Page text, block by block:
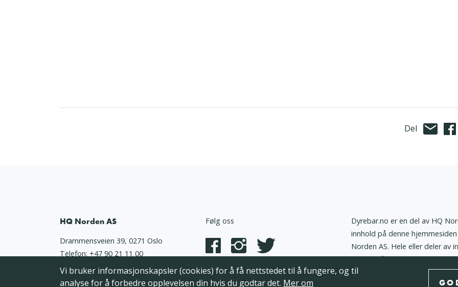
Del
HQ Norden AS
Drammensveien 39, 0271 Oslo
Telefon: +47 90 21 11 00
Epost: support@dyrebar.no
Følg oss
Personvern Cookies
Dyrebar.no er en del av HQ
innhold på denne
Norden AS. Hele eller deler av
annen måte utnyttes uten at
AS.
Vi bruker informasjonskapsler (cookies) for å få nettstedet til å fungere, og til
analyse for å forbedre opplevelsen din hvis du godtar det. Mer om